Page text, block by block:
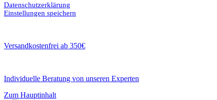
Datenschutzerklärung
Einstellungen speichern
Versandkostenfrei ab 350€
Individuelle Beratung von unseren Experten
Zum Hauptinhalt